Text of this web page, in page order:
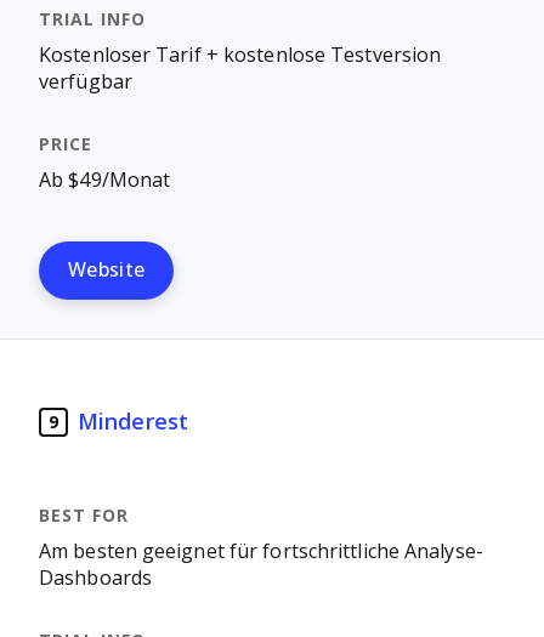
Kostenloser Tarif + kostenlose Testversion
verfügbar
Ab $49/Monat
Website
9 Minderest
Am besten geeignet für fortschrittliche Analyse-
Dashboards